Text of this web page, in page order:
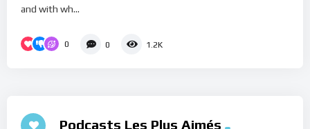
and with wh...
0 0 1.2K
Podcasts Les Plus Aimés